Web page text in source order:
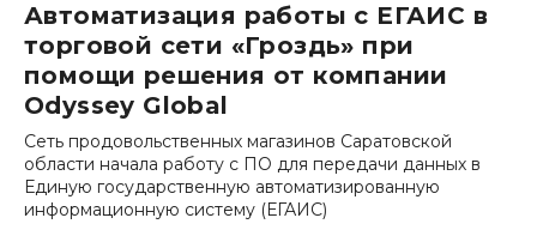
Автоматизация работы с ЕГАИС в
торговой сети «Гроздь» при
помощи решения от компании
Odyssey Global
Cеть продовольственных магазинов Саратовской
области начала работу с ПО для передачи данных в
Единую государственную автоматизированную
информационную систему (ЕГАИС)